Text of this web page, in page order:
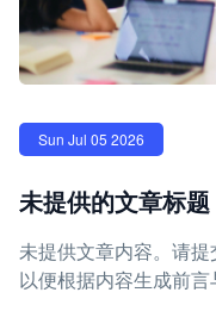
Sun Jul 05 2026
未提供的文章标题
未提供文章内容。请提
以便根据内容生成前言